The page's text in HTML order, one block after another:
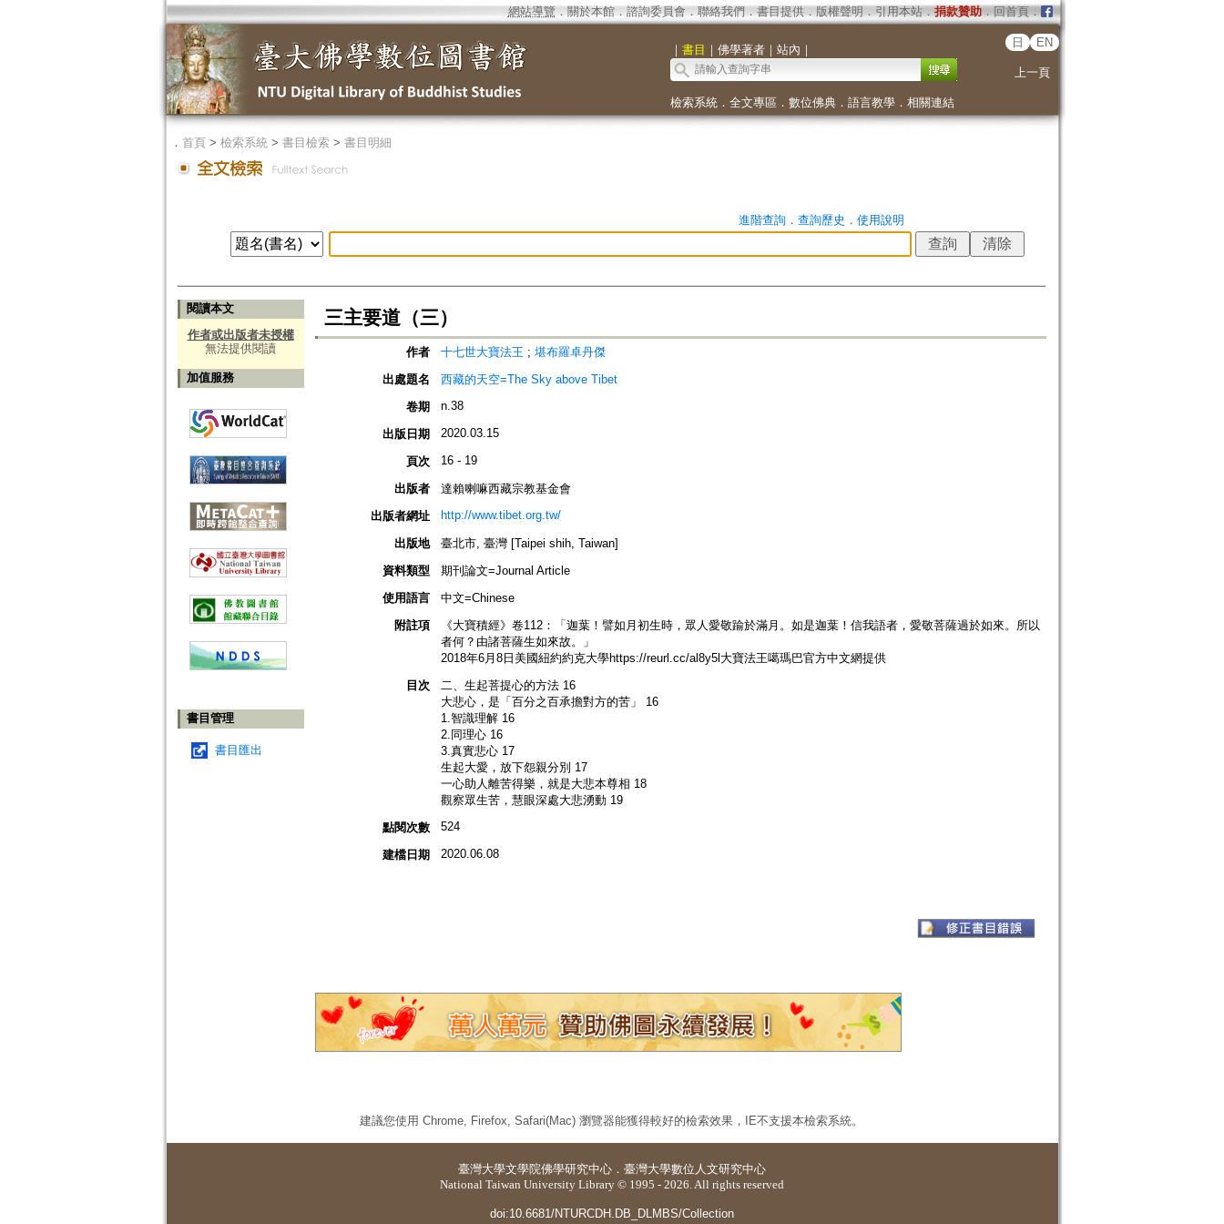
網站導覽 ． 關於本館． 諮詢委員會． 聯絡我們 ． 書目提供． 版權聲明 ． 引用本站． 捐款贊助．回首頁．
｜ 書目 ｜ 佛學著者｜ 站內 ｜
日 EN
上一頁
檢索系統． 全文專區 ． 數位佛典． 語言教學． 相關連結
． 首頁> 檢索系統> 書目檢索> 書目明細
進階查詢． 查詢歷史 ． 使用說明
閱讀本文
作者或出版者未授權
無法提供閱讀
加值服務
書目管理
書目匯出
三主要道（三）
作者 十七世大寶法王 ; 堪布羅卓丹傑
出處題名
西藏的天空=The Sky above Tibet
卷期
n.38
出版日期 2020.03.15
頁次 16 - 19
出版者
達賴喇嘛西藏宗教基金會
出版者網址
http://www.tibet.org.tw/
出版地
臺北市, 臺灣 [Taipei shih, Taiwan]
資料類型
期刊論文=Journal Article
使用語言
中文=Chinese
附註項
《大寶積經》卷112：「迦葉！譬如月初生時，眾人愛敬踰於滿月。如是迦葉！信我語者，愛敬菩薩過於如來。所以
者何？由諸菩薩生如來故。」
2018年6月8日美國紐約約克大學https://reurl.cc/al8y5l大寶法王噶瑪巴官方中文網提供
目次
二、生起菩提心的方法 16
大悲心，是「百分之百承擔對方的苦」 16
1.智識理解 16
2.同理心 16
3.真實悲心 17
生起大愛，放下怨親分別 17
一心助人離苦得樂，就是大悲本尊相 18
觀察眾生苦，慧眼深處大悲湧動 19
點閱次數
524
建檔日期 2020.06.08
建議您使用 Chrome, Firefox, Safari(Mac) 瀏覽器能獲得較好的檢索效果，IE不支援本檢索系統。
臺灣大學文學院佛學研究中心 ． 臺灣大學數位人文研究中心
National Taiwan University Library © 1995 - 2026. All rights reserved
doi:10.6681/NTURCDH.DB_DLMBS/Collection